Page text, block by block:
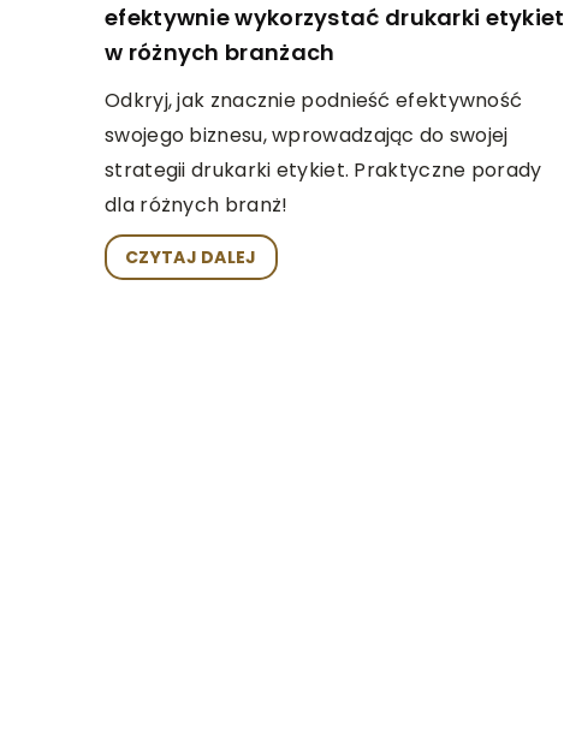
efektywnie wykorzystać drukarki etykiet
w różnych branżach
Odkryj, jak znacznie podnieść efektywność
swojego biznesu, wprowadzając do swojej
strategii drukarki etykiet. Praktyczne porady
dla różnych branż!
CZYTAJ DALEJ